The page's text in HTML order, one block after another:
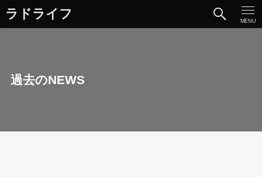
ラドライフ MENU
過去のNEWS